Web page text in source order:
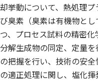
却挙動について、熱処理
び臭素（臭素は有機物と
つ、プロセス試料の精密
分解生成物の同定、定量
の把握を行い、技術の安
の適正処理に関し、塩化